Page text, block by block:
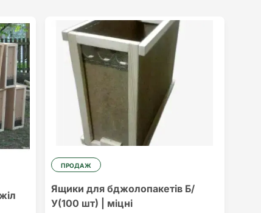
ПРОДАЖ
Ящики для бджолопакетів Б/
У(100 шт) | міцні